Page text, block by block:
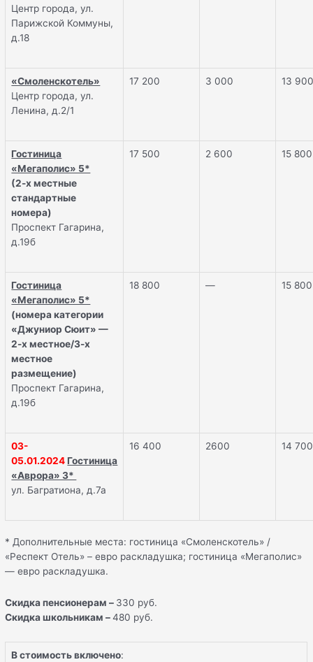
Центр города, ул.
Парижской Коммуны,
д.18
«Смоленскотель»
Центр города, ул.
Ленина, д.2/1
17 200 3 000 13
Гостиница
«Мегаполис» 5*
(2-х местные
стандартные
номера)
Проспект Гагарина,
д.19б
17 500 2 600 15 800
Гостиница
«Мегаполис» 5*
(номера категории
«Джуниор Сюит» —
2-х местное/3-х
местное
размещение)
Проспект Гагарина,
д.19б
18 800 — 15 800
03-
05.01.2024 Гостиница
«Аврора» 3*
ул. Багратиона, д.7а
16 400 2600 14 700
* Дополнительные места: гостиница «Смоленскотель» /
«Респект Отель» – евро раскладушка; гостиница «Мегаполис»
— евро раскладушка.
Скидка пенсионерам – 330 руб.
Скидка школьникам –480 руб.
В стоимость включено: